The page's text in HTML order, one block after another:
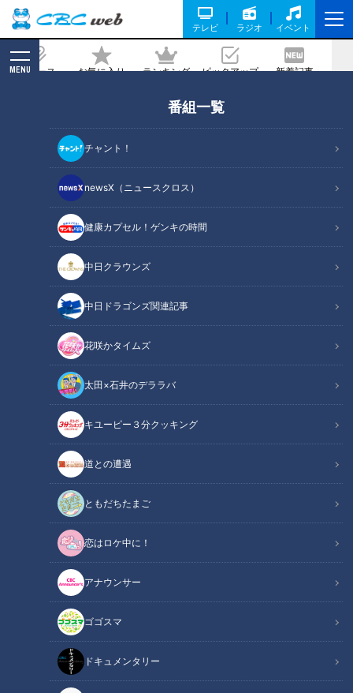
テレビ ラジオ イベント
ニュース お気に入り ランキング ピックアップ 新着記事
MENU
番組一覧
チャント！
newsX（ニュースクロス）
健康カプセル！ゲンキの時間
中日クラウンズ
中日ドラゴンズ関連記事
花咲かタイムズ
太田×石井のデララバ
キユーピー３分クッキング
道との遭遇
ともだちたまご
恋はロケ中に！
アナウンサー
ゴゴスマ
ドキュメンタリー
立つ新常識も 三重・四日市市の女性防災
隊の活動に迫る
記事に戻る
CBCテレビ『チャント！』よしお兄さんのもっと”みえ”推し
この記事の画像（全9枚）